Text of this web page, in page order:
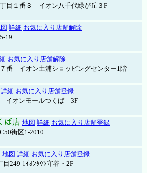
目１番３ イオン八千代緑が丘３F
詳細 お気に入り店舗解除
19
お気に入り店舗解除
番 イオン土浦ショッピングセンター1階
詳細 お気に入り店舗登録
イオンモールつくば 3F
ば店 地図 詳細 お気に入り店舗登録
街区1-2010
地図 詳細 お気に入り店舗登録
249-1ｲｵﾝﾀｳﾝ守谷・2F